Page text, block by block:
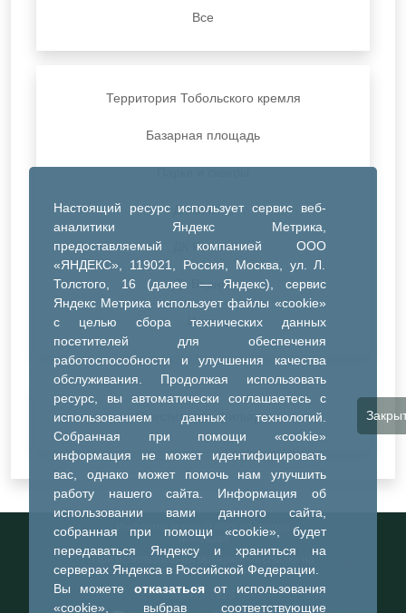
Настоящий ресурс использует сервис веб-
аналитики Яндекс Метрика,
предоставляемый компанией ООО
«ЯНДЕКС», 119021, Россия, Москва, ул. Л.
Толстого, 16 (далее — Яндекс), сервис
Яндекс Метрика использует файлы «cookie»
с целью сбора технических данных
посетителей для обеспечения
работоспособности и улучшения качества
обслуживания. Продолжая использовать
ресурс, вы автоматически соглашаетесь с
использованием данных технологий.
Собранная при помощи «cookie»
информация не может идентифицировать
вас, однако может помочь нам улучшить
работу нашего сайта. Информация об
использовании вами данного сайта,
собранная при помощи «cookie», будет
передаваться Яндексу и храниться на
серверах Яндекса в Российской Федерации.
Вы можете отказатьсяот использования
«cookie», выбрав соответствующие
Все
Территория Тобольского кремля
Базарная площадь
ДК Синтез
ДК Речник
ДК Водник
Иное
Очистить все фильтры
Информационный портал города
Тобольска
При использовании материалов ссылка на
портал обязательна
©2023-2026